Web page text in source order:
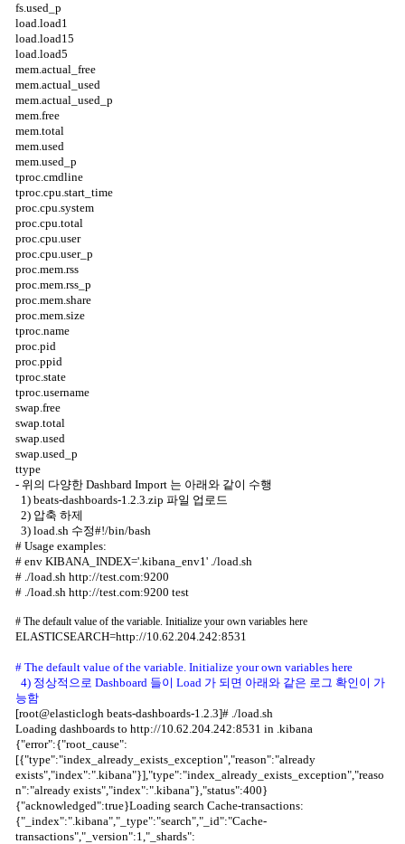
fs.used_p
load.load1
load.load15
load.load5
mem.actual_free
mem.actual_used
mem.actual_used_p
mem.free
mem.total
mem.used
mem.used_p
tproc.cmdline
tproc.cpu.start_time
proc.cpu.system
proc.cpu.total
proc.cpu.user
proc.cpu.user_p
proc.mem.rss
proc.mem.rss_p
proc.mem.share
proc.mem.size
tproc.name
proc.pid
proc.ppid
tproc.state
tproc.username
swap.free
swap.total
swap.used
swap.used_p
ttype
- 위의 다양한 Dashbard Import 는 아래와 같이 수행
1) beats-dashboards-1.2.3.zip 파일 업로드
2) 압축 하제
3) load.sh 수정#!/bin/bash
# Usage examples:
# env KIBANA_INDEX='.kibana_env1' ./load.sh
# ./load.sh http://test.com:9200
# ./load.sh http://test.com:9200 test
# The default value of the variable. Initialize your own variables here
ELASTICSEARCH=http://10.62.204.242:8531
# The default value of the variable. Initialize your own variables here
4) 정상적으로 Dashboard 들이 Load 가 되면 아래와 같은 로그 확인이 가
능함
[root@elasticlogh beats-dashboards-1.2.3]# ./load.sh
Loading dashboards to http://10.62.204.242:8531 in .kibana
{"error":{"root_cause":
[{"type":"index_already_exists_exception","reason":"already
exists","index":".kibana"}],"type":"index_already_exists_exception","reaso
n":"already exists","index":".kibana"},"status":400}
{"acknowledged":true}Loading search Cache-transactions:
{"_index":".kibana","_type":"search","_id":"Cache-
transactions","_version":1,"_shards":